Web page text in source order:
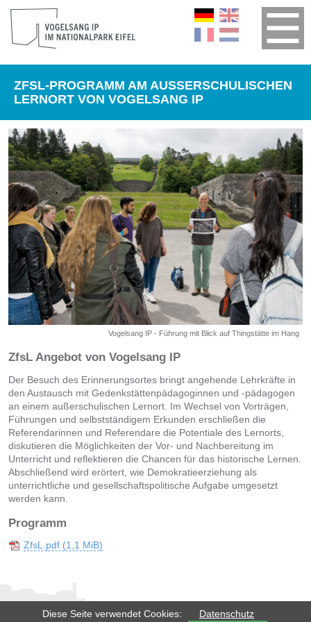
ZFSL-PROGRAMM AM AUSSERSCHULISCHEN
LERNORT VON VOGELSANG IP
Vogelsang IP - Führung mit Blick auf Thingstätte im Hang
ZfsL Angebot von Vogelsang IP
Der Besuch des Erinnerungsortes bringt angehende Lehrkräfte in
den Austausch mit Gedenkstättenpädagoginnen und -pädagogen
an einem außerschulischen Lernort. Im Wechsel von Vorträgen,
Führungen und selbstständigem Erkunden erschließen die
Referendarinnen und Referendare die Potentiale des Lernorts,
diskutieren die Möglichkeiten der Vor- und Nachbereitung im
Unterricht und reflektieren die Chancen für das historische Lernen.
Abschließend wird erörtert, wie Demokratieerziehung als
unterrichtliche und gesellschaftspolitische Aufgabe umgesetzt
werden kann.
Programm
ZfsL.pdf (1,1 MiB)
Diese Seite verwendet Cookies: Datenschutz